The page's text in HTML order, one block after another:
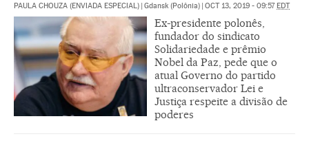
PAULA CHOUZA (ENVIADA ESPECIAL) | Gdansk (Polônia) | OCT 13, 2019 - 09:57EDT
Ex-presidente polonês,
fundador do sindicato
Solidariedade e prêmio
Nobel da Paz, pede que o
atual Governo do partido
ultraconservador Lei e
Justiça respeite a divisão de
poderes